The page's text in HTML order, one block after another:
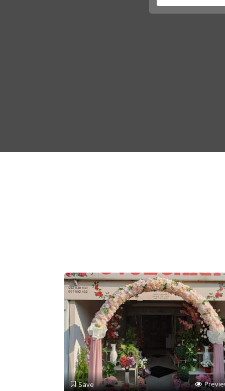
Save